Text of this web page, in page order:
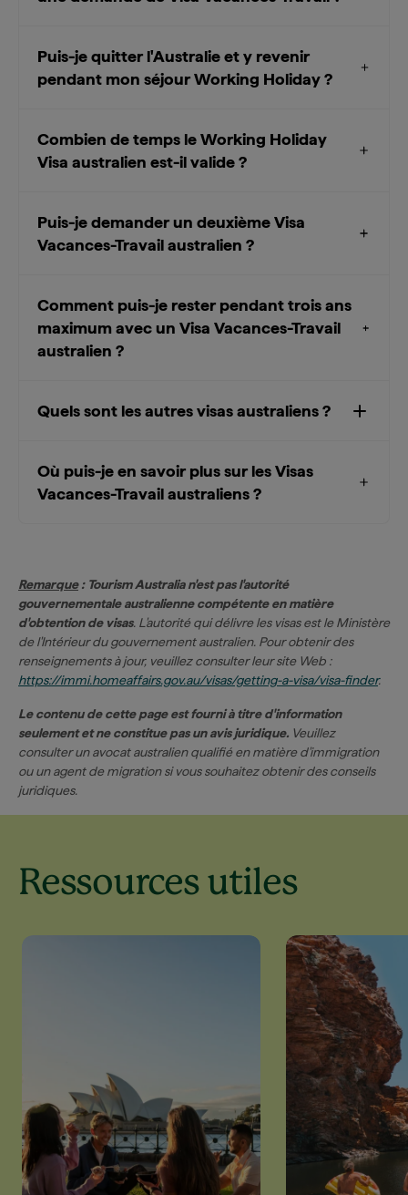
Puis-je quitter l'Australie et y revenir
pendant mon séjour Working Holiday ?
Combien de temps le Working Holiday
Visa australien est-il valide ?
Puis-je demander un deuxième Visa
Vacances-Travail australien ?
Comment puis-je rester pendant trois ans
maximum avec un Visa Vacances-Travail
australien ?
Quels sont les autres visas australiens ?
Où puis-je en savoir plus sur les Visas
Vacances-Travail australiens ?
Remarque: Tourism Australia n'est pas l'autorité
gouvernementale australienne compétente en matière
d'obtention de visas. L'autorité qui délivre les visas est le Ministère
de l'Intérieur du gouvernement australien. Pour obtenir des
renseignements à jour, veuillez consulter leur site Web :
https://immi.homeaffairs.gov.au/visas/getting-a-visa/visa-finder.
Le contenu de cette page est fourni à titre d'information
seulement et ne constitue pas un avis juridique. Veuillez
consulter un avocat australien qualifié en matière d'immigration
ou un agent de migration si vous souhaitez obtenir des conseils
juridiques.
Ressources utiles